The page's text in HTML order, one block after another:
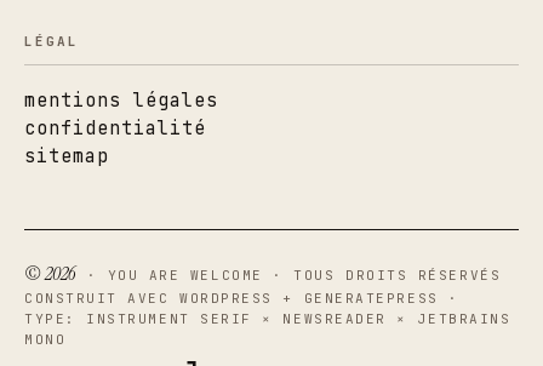
LÉGAL
mentions légales
confidentialité
sitemap
© 2026 · YOU ARE WELCOME · TOUS DROITS RÉSERVÉS
CONSTRUIT AVEC WORDPRESS + GENERATEPRESS ·
TYPE: INSTRUMENT SERIF × NEWSREADER × JETBRAINS
MONO